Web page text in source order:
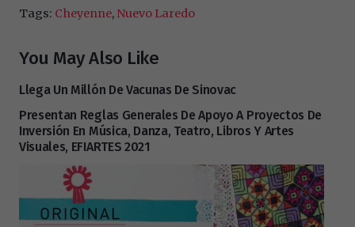
Tags: Cheyenne, Nuevo Laredo
You May Also Like
Llega Un Millón De Vacunas De Sinovac
Presentan Reglas Generales De Apoyo A Proyectos De
Inversión En Música, Danza, Teatro, Libros Y Artes
Visuales, EFIARTES 2021